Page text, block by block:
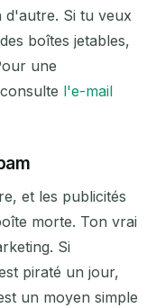
15secondes
d'autre. Si tu veux
boîtes jetables,
une
l'e-mail
et les publicités
morte. Ton vrai
Si
piraté un jour,
un moyen simple